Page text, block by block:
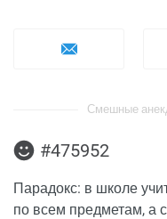
Смешные
#475952
Парадокс: в школе
по всем предметам, а